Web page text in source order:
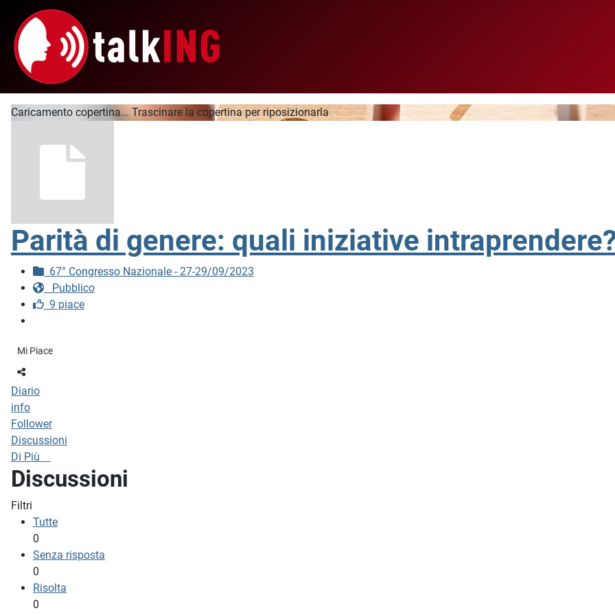
Caricamento copertina... Trascinare la copertina per riposizionarla
Parità di genere: quali iniziative
67° Congresso Nazionale - 27-29/09/2023
Pubblico
9 piace
Mi Piace
Diario
info
Follower
Discussioni
Di Più
Discussioni
Filtri
Tutte
0
Senza risposta
0
Risolta
0